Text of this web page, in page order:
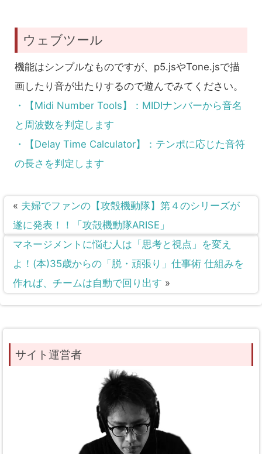
ウェブツール
機能はシンプルなものですが、p5.jsやTone.jsで描
画したり音が出たりするので遊んでみてください。
・【Midi Number Tools】：MIDIナンバーから音名
と周波数を判定します
・【Delay Time Calculator】：テンポに応じた音符
の長さを判定します
« 夫婦でファンの【攻殻機動隊】第４のシリーズが
遂に発表！！「攻殻機動隊ARISE」
マネージメントに悩む人は「思考と視点」を変え
よ！(本)35歳からの「脱・頑張り」仕事術 仕組みを
作れば、チームは自動で回り出す »
サイト運営者